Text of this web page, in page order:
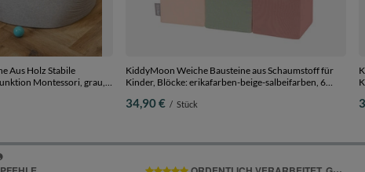
Aus Holz Stabile
Montessori, grau,
KiddyMoon Weiche Bausteine aus Schaumstoff für
Kinder, Blöcke: erikafarben-beige-salbeifarben, 6
34,90 € / Stück